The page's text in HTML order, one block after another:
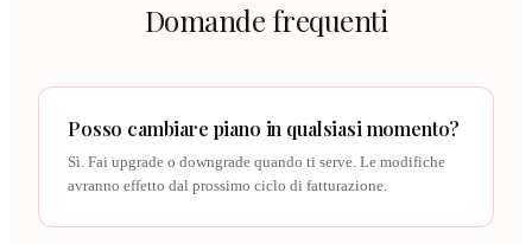
Domande frequenti
Posso cambiare piano in qualsiasi momento?
Sì. Fai upgrade o downgrade quando ti serve. Le modifiche
avranno effetto dal prossimo ciclo di fatturazione.